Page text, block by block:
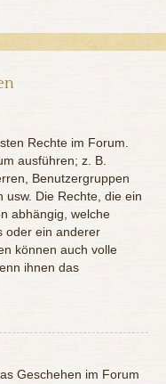
Rechte im Forum.
ausführen; z. B.
Benutzergruppen
Die Rechte, die ein
abhängig, welche
oder ein anderer
können auch volle
ihnen das
Geschehen im Forum